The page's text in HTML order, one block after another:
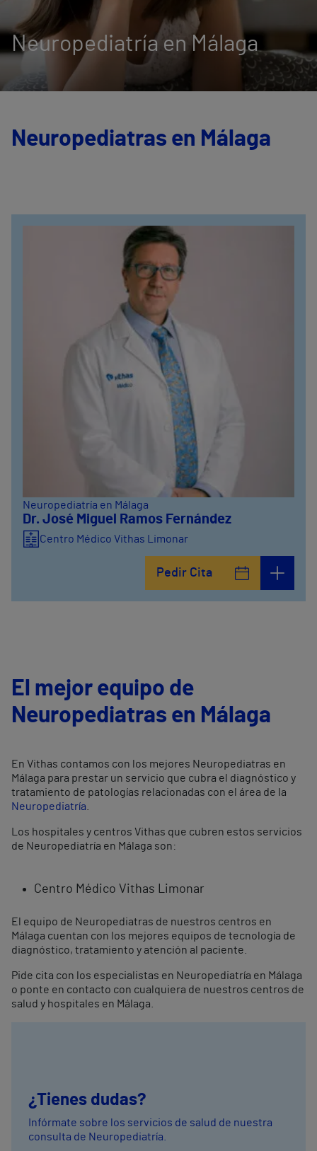
Neuropediatría en Málaga
Neuropediatras en Málaga
Neuropediatría en Málaga
Dr. José Miguel Ramos Fernández
Centro Médico Vithas Limonar
Pedir Cita
El mejor equipo de
Neuropediatras en Málaga
En Vithas contamos con los mejores Neuropediatras en
Málaga para prestar un servicio que cubra el diagnóstico y
tratamiento de patologías relacionadas con el área de la
Neuropediatría
Los hospitales y centros Vithas que cubren estos servicios
de Neuropediatría en Málaga son:
Centro Médico Vithas Limonar
El equipo de Neuropediatras de nuestros centros en
Málaga cuentan con los mejores equipos de tecnología de
diagnóstico, tratamiento y atención al paciente.
Pide cita con los especialistas en Neuropediatría en Málaga
o ponte en contacto con cualquiera de nuestros centros de
salud y hospitales en Málaga.
¿Tienes dudas?
Infórmate sobre los servicios de salud de nuestra
consulta de Neuropediatría.